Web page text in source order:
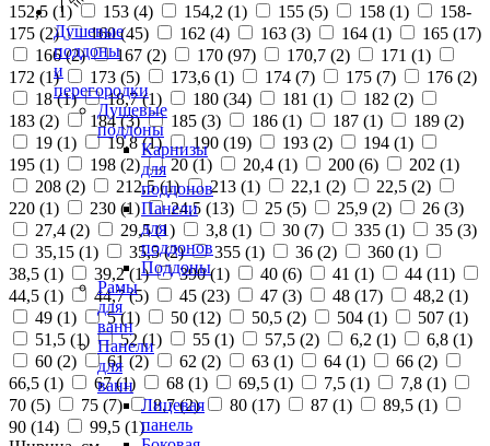
Душевые
поддоны
и
перегородки
Душевые
поддоны
Карнизы
для
поддонов
Панели
для
поддонов
Поддоны
Рамы
для
ванн
Панели
для
ванн
Лицевая
панель
152,5 (1) 153 (4) 154,2 (1) 155 (5) 158 (1)
158-
175 (2) 160 (45) 162 (4) 163 (3) 164 (1) 165 (17)
166 (2) 167 (2) 170 (97) 170,7 (2) 171 (1)
172 (1) 173 (5) 173,6 (1) 174 (7) 175 (7) 176 (2)
18 (1) 18,7 (1) 180 (34) 181 (1) 182 (2)
183 (2) 184 (3) 185 (3) 186 (1) 187 (1) 189 (2)
19 (1) 19,8 (1) 190 (19) 193 (2) 194 (1)
195 (1) 198 (2) 20 (1) 20,4 (1) 200 (6) 202 (1)
208 (2) 212,5 (1) 213 (1) 22,1 (2) 22,5 (2)
220 (1) 230 (1) 24,5 (13) 25 (5) 25,9 (2) 26 (3)
27,4 (2) 29,5 (1) 3,8 (1) 30 (7) 335 (1) 35 (3)
35,15 (1) 35,5 (2) 355 (1) 36 (2) 360 (1)
38,5 (1) 39,2 (1) 390 (1) 40 (6) 41 (1) 44 (11)
44,5 (1) 44,7 (5) 45 (23) 47 (3) 48 (17) 48,2 (1)
49 (1) 5 (1) 50 (12) 50,5 (2) 504 (1) 507 (1)
51,5 (1) 52 (1) 55 (1) 57,5 (2) 6,2 (1) 6,8 (1)
60 (2) 61 (2) 62 (2) 63 (1) 64 (1) 66 (2)
66,5 (1) 67 (1) 68 (1) 69,5 (1) 7,5 (1) 7,8 (1)
70 (5) 75 (7) 8,7 (2) 80 (17) 87 (1) 89,5 (1)
90 (14) 99,5 (1)